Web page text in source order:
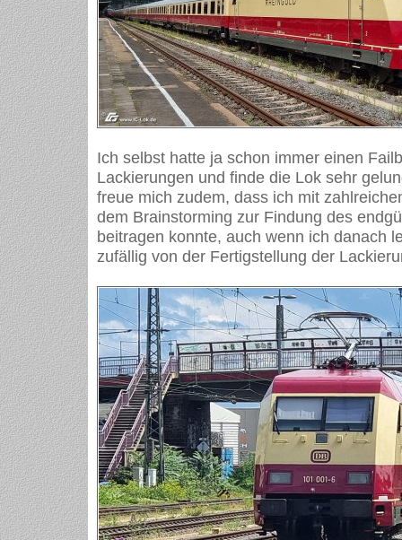
Ich selbst hatte ja schon immer einen
Lackierungen und finde die Lok sehr
freue mich zudem, dass ich mit
dem Brainstorming zur Findung des
beitragen konnte, auch wenn ich danach
zufällig von der Fertigstellung der